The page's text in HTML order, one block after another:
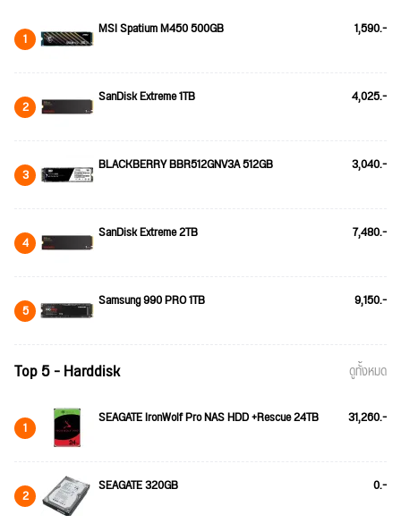
1 MSI Spatium M450 500GB 1,590.-
2 SanDisk Extreme 1TB 4,025.-
3 BLACKBERRY BBR512GNV3A 512GB 3,040.-
4 SanDisk Extreme 2TB 7,480.-
5 Samsung 990 PRO 1TB 9,150.-
Top 5 - Harddisk ดูทั้งหมด
1 SEAGATE IronWolf Pro NAS HDD +Rescue 24TB 31,260.-
2 SEAGATE 320GB 0.-